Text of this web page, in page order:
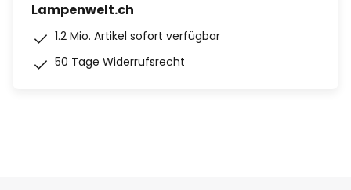
Lampenwelt.ch
1.2 Mio. Artikel sofort verfügbar
50 Tage Widerrufsrecht